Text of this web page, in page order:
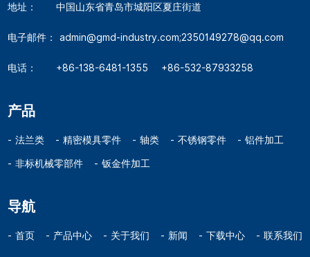
地址： 中国山东省青岛市城阳区夏庄街道
电子邮件： admin@gmd-industry.com;2350149278@qq.com
电话： +86-138-6481-1355 +86-532-87933258
产品
法兰类 精密模具零件 轴类 不锈钢零件 铝件加工
非标机械零部件 钣金件加工
导航
首页 产品中心 关于我们 新闻 下载中心 联系我们